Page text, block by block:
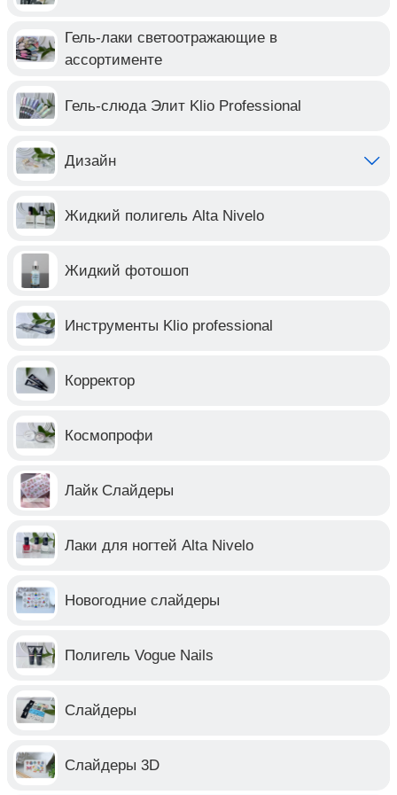
Гель-лаки светоотражающие в
ассортименте
Гель-слюда Элит Klio Professional
Дизайн
Жидкий полигель Alta Nivelo
Жидкий фотошоп
Инструменты Klio professional
Корректор
Космопрофи
Лайк Слайдеры
Лаки для ногтей Alta Nivelo
Новогодние слайдеры
Полигель Vogue Nails
Слайдеры
Слайдеры 3D